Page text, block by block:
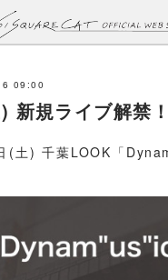
09:00
新規ライブ解禁！
(土) 千葉LOOK「